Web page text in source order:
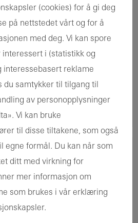
TRE
TRE
(cookies) for å gi deg
på nettstedet vårt og for å
med deg. Vi kan spore
i (statistikk og
interessebasert reklame
du samtykker til tilgang til
av personopplysninger
Vi kan bruke
til disse tiltakene, som også
egne formål. Du kan når som
ditt med virkning for
mer informasjon om
som brukes i vår erklæring